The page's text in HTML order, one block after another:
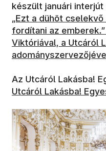
készült januári
„Ezt a dühöt
fordítani az
Viktóriával, a Utcáról
Az Utcáról Lakásba!
Utcáról Lakásba!